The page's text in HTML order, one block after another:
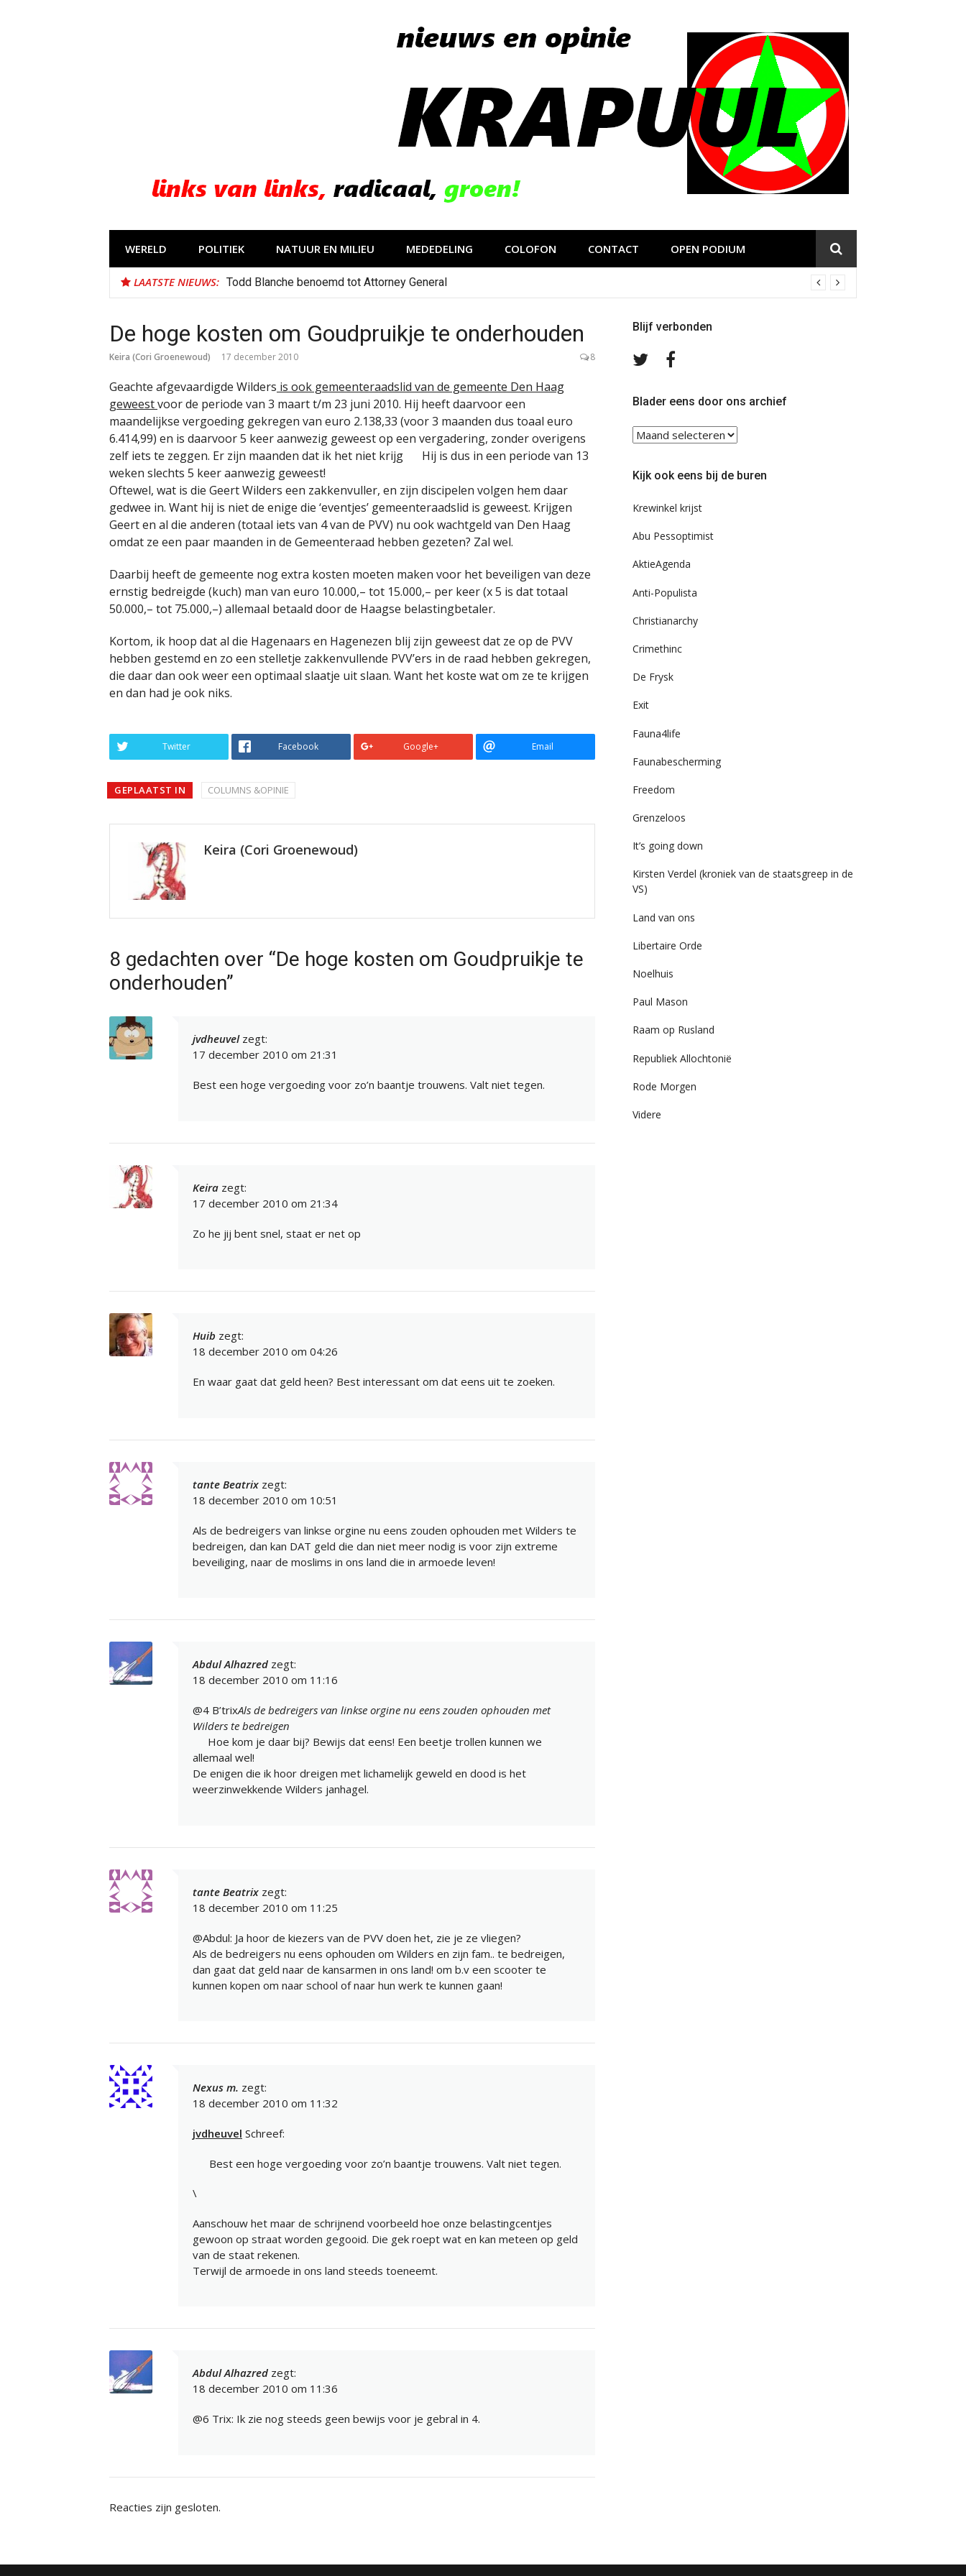
WERELD POLITIEK NATUUR EN MILIEU MEDEDELING COLOFON CONTACT OPEN PODIUM
LAATSTE NIEUWS: Todd Blanche benoemd tot Attorney General
De hoge kosten om Goudpruikje te onderhouden
Keira (Cori Groenewoud) 17 december 2010 8
Geachte afgevaardigde Wilders is ook gemeenteraadslid van de gemeente Den Haag
geweestvoor de periode van 3 maart t/m 23 juni 2010. Hij heeft daarvoor een
maandelijkse vergoeding gekregen van euro 2.138,33 (voor 3 maanden dus toaal euro
6.414,99) en is daarvoor 5 keer aanwezig geweest op een vergadering, zonder overigens
zelf iets te zeggen. Er zijn maanden dat ik het niet krijg
Hij is dus in een periode van 13
weken slechts 5 keer aanwezig geweest!
Oftewel, wat is die Geert Wilders een zakkenvuller, en zijn discipelen volgen hem daar
gedwee in. Want hij is niet de enige die ‘eventjes’ gemeenteraadslid is geweest. Krijgen
Geert en al die anderen (totaal iets van 4 van de PVV) nu ook wachtgeld van Den Haag
omdat ze een paar maanden in de Gemeenteraad hebben gezeten? Zal wel.
Daarbij heeft de gemeente nog extra kosten moeten maken voor het beveiligen van deze
ernstig bedreigde (kuch) man van euro 10.000,– tot 15.000,– per keer (x 5 is dat totaal
50.000,– tot 75.000,–) allemaal betaald door de Haagse belastingbetaler.
Kortom, ik hoop dat al die Hagenaars en Hagenezen blij zijn geweest dat ze op de PVV
hebben gestemd en zo een stelletje zakkenvullende PVV’ers in de raad hebben gekregen,
die daar dan ook weer een optimaal slaatje uit slaan. Want het koste wat om ze te krijgen
en dan had je ook niks.
Twitter Facebook Google+ Email
GEPLAATST IN COLUMNS &OPINIE
Keira (Cori Groenewoud)
8 gedachten over “De hoge kosten om Goudpruikje te
onderhouden”
jvdheuvel zegt:
17 december 2010 om 21:31
Best een hoge vergoeding voor zo’n baantje trouwens. Valt niet tegen.
Keira zegt:
17 december 2010 om 21:34
Zo he jij bent snel, staat er net op
Huib zegt:
18 december 2010 om 04:26
En waar gaat dat geld heen? Best interessant om dat eens uit te zoeken.
tante Beatrix zegt:
18 december 2010 om 10:51
Als de bedreigers van linkse orgine nu eens zouden ophouden met Wilders te
bedreigen, dan kan DAT geld die dan niet meer nodig is voor zijn extreme
beveiliging, naar de moslims in ons land die in armoede leven!
Abdul Alhazred zegt:
18 december 2010 om 11:16
@4 B’trixAls de bedreigers van linkse orgine nu eens zouden ophouden met
Wilders te bedreigen
Hoe kom je daar bij? Bewijs dat eens! Een beetje trollen kunnen we
allemaal wel!
De enigen die ik hoor dreigen met lichamelijk geweld en dood is het
weerzinwekkende Wilders janhagel.
tante Beatrix zegt:
18 december 2010 om 11:25
@Abdul: Ja hoor de kiezers van de PVV doen het, zie je ze vliegen?
Als de bedreigers nu eens ophouden om Wilders en zijn fam.. te bedreigen,
dan gaat dat geld naar de kansarmen in ons land! om b.v een scooter te
kunnen kopen om naar school of naar hun werk te kunnen gaan!
Nexus m. zegt:
18 december 2010 om 11:32
jvdheuvel Schreef:
Best een hoge vergoeding voor zo’n baantje trouwens. Valt niet tegen.
\
Aanschouw het maar de schrijnend voorbeeld hoe onze belastingcentjes
gewoon op straat worden gegooid. Die gek roept wat en kan meteen op geld
van de staat rekenen.
Terwijl de armoede in ons land steeds toeneemt.
Abdul Alhazred zegt:
18 december 2010 om 11:36
@6 Trix: Ik zie nog steeds geen bewijs voor je gebral in 4.
Reacties zijn gesloten.
Blijf verbonden
Volg
TwitterFacebook
Blader eens door ons archief
Blader
eens
ons
Kijk ook eens bij de buren
Krewinkel krijst
Abu Pessoptimist
AktieAgenda
Anti-Populista
Christianarchy
Crimethinc
De Frysk
Exit
Fauna4life
Faunabescherming
Freedom
Grenzeloos
It’s going down
Kirsten Verdel (kroniek van de staatsgreep in de
VS)
Land van ons
Libertaire Orde
Noelhuis
Paul Mason
Raam op Rusland
Republiek Allochtonië
Rode Morgen
Videre